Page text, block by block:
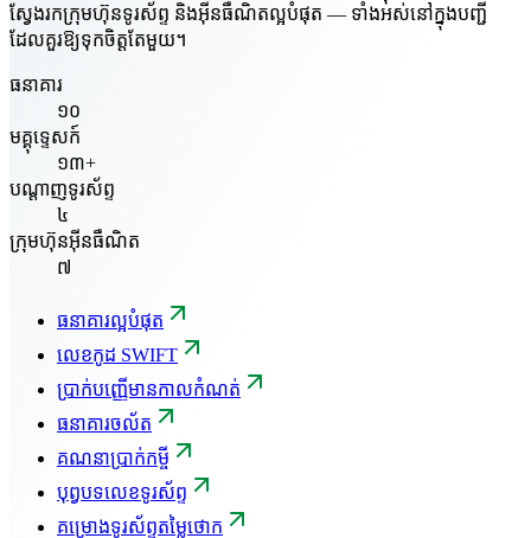
ស្វែងរកក្រុមហ៊ុនទូរស័ព្ទ និងអ៊ីនធឺណិតល្អបំផុត — ទាំងអស់នៅក្នុងបញ្ជី
ដែលគួរឱ្យទុកចិត្តតែមួយ។
ធនាគារ
១០
មគ្គុទ្ទេសក៍
១៣+
បណ្តាញទូរស័ព្ទ
៤
ក្រុមហ៊ុនអ៊ីនធឺណិត
៧
ធនាគារល្អបំផុត
លេខកូដ SWIFT
ប្រាក់បញ្ញើមានកាលកំណត់
ធនាគារចល័ត
គណនាប្រាក់កម្ចី
បុព្វបទលេខទូរស័ព្ទ
គម្រោងទូរស័ព្ទតម្លៃថោក